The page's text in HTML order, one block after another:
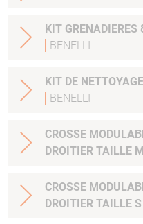
KIT
BENELLI
KIT DE
BENELLI
CROSSE
DROITIER TAILLE M
CROSSE
DROITIER TAILLE S